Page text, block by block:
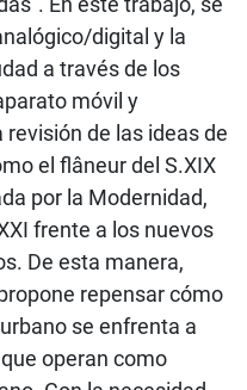
digital y la
a través de los
móvil y
revisión de las ideas de
el flâneur del S.XIX
por la Modernidad,
frente a los nuevos
De esta manera,
repensar cómo
se enfrenta a
operan como